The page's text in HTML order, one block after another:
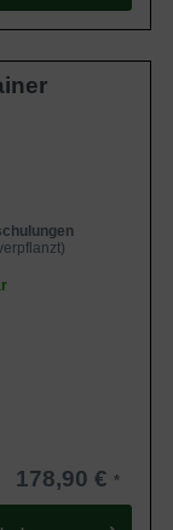
178,90 €